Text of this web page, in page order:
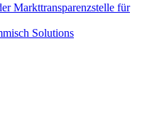
Markttransparenzstelle für
Solutions